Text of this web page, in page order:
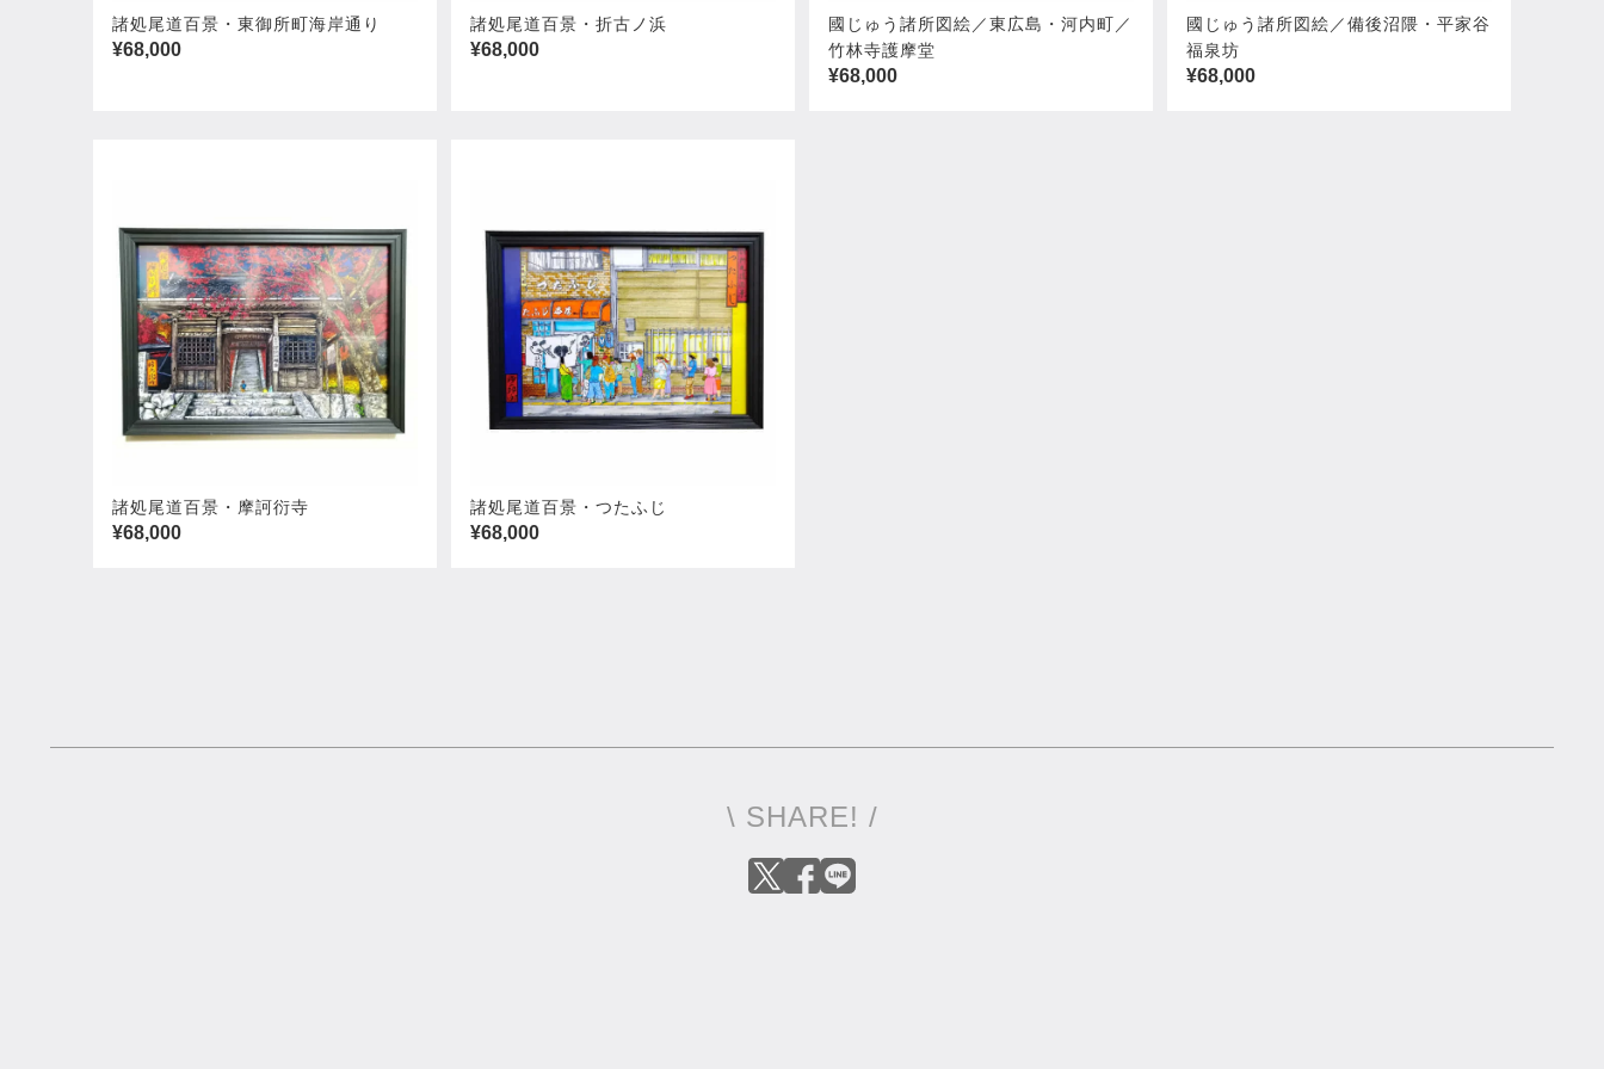
諸処尾道百景・東御所町海岸通り
¥68,000
諸処尾道百景・折古ノ浜
¥68,000
國じゅう諸所図絵／東広島・河内町／
竹林寺護摩堂
¥68,000
國じゅう諸所図絵／備後沼隈・平家谷
福泉坊
¥68,000
諸処尾道百景・摩訶衍寺
¥68,000
諸処尾道百景・つたふじ
¥68,000
\ SHARE! /